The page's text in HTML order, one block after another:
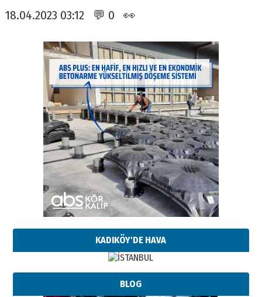
18.04.2023 03:12 💬 0 👀
KADIKÖY'DE HAVA
BLOG